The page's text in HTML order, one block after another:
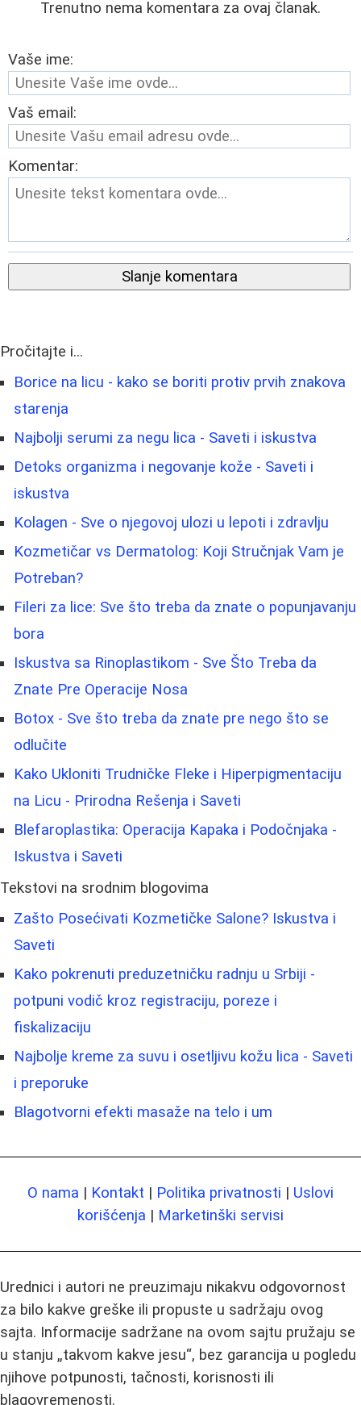
Trenutno nema komentara za ovaj članak.
Vaše ime:
Vaš email:
Komentar:
Slanje komentara
Pročitajte i...
Borice na licu - kako se boriti protiv prvih znakova
starenja
Najbolji serumi za negu lica - Saveti i iskustva
Detoks organizma i negovanje kože - Saveti i
iskustva
Kolagen - Sve o njegovoj ulozi u lepoti i zdravlju
Kozmetičar vs Dermatolog: Koji Stručnjak Vam je
Potreban?
Fileri za lice: Sve što treba da znate o popunjavanju
bora
Iskustva sa Rinoplastikom - Sve Što Treba da
Znate Pre Operacije Nosa
Botox - Sve što treba da znate pre nego što se
odlučite
Kako Ukloniti Trudničke Fleke i Hiperpigmentaciju
na Licu - Prirodna Rešenja i Saveti
Blefaroplastika: Operacija Kapaka i Podočnjaka -
Iskustva i Saveti
Tekstovi na srodnim blogovima
Zašto Posećivati Kozmetičke Salone? Iskustva i
Saveti
Kako pokrenuti preduzetničku radnju u Srbiji -
potpuni vodič kroz registraciju, poreze i
fiskalizaciju
Najbolje kreme za suvu i osetljivu kožu lica - Saveti
i preporuke
Blagotvorni efekti masaže na telo i um
O nama | Kontakt | Politika privatnosti | Uslovi
korišćenja | Marketinški servisi
Urednici i autori ne preuzimaju nikakvu odgovornost
za bilo kakve greške ili propuste u sadržaju ovog
sajta. Informacije sadržane na ovom sajtu pružaju se
u stanju „takvom kakve jesu“, bez garancija u pogledu
njihove potpunosti, tačnosti, korisnosti ili
blagovremenosti.